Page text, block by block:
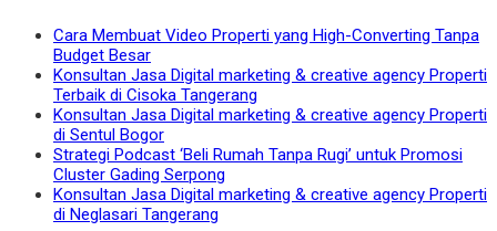
Cara Membuat Video Properti yang High-Converting Tanpa
Budget Besar
Konsultan Jasa Digital marketing & creative agency Properti
Terbaik di Cisoka Tangerang
Konsultan Jasa Digital marketing & creative agency Properti
di Sentul Bogor
Strategi Podcast ‘Beli Rumah Tanpa Rugi’ untuk Promosi
Cluster Gading Serpong
Konsultan Jasa Digital marketing & creative agency Properti
di Neglasari Tangerang